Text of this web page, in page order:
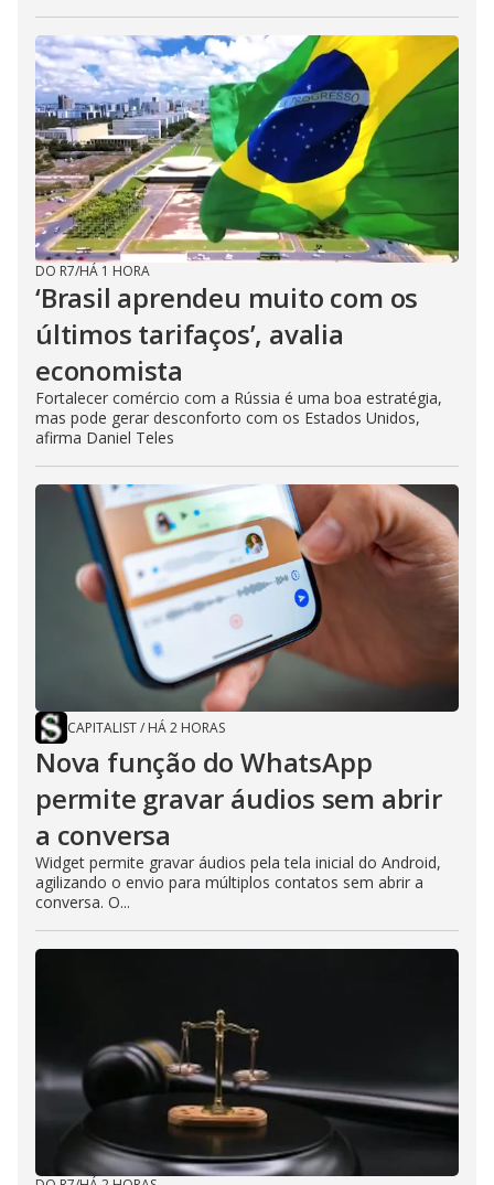
DO R7/HÁ 1 HORA
‘Brasil aprendeu muito com os
últimos tarifaços’, avalia
economista
Fortalecer comércio com a Rússia é uma boa estratégia,
mas pode gerar desconforto com os Estados Unidos,
afirma Daniel Teles
CAPITALIST/ HÁ 2 HORAS
Nova função do WhatsApp
permite gravar áudios sem abrir
a conversa
Widget permite gravar áudios pela tela inicial do Android,
agilizando o envio para múltiplos contatos sem abrir a
conversa. O...